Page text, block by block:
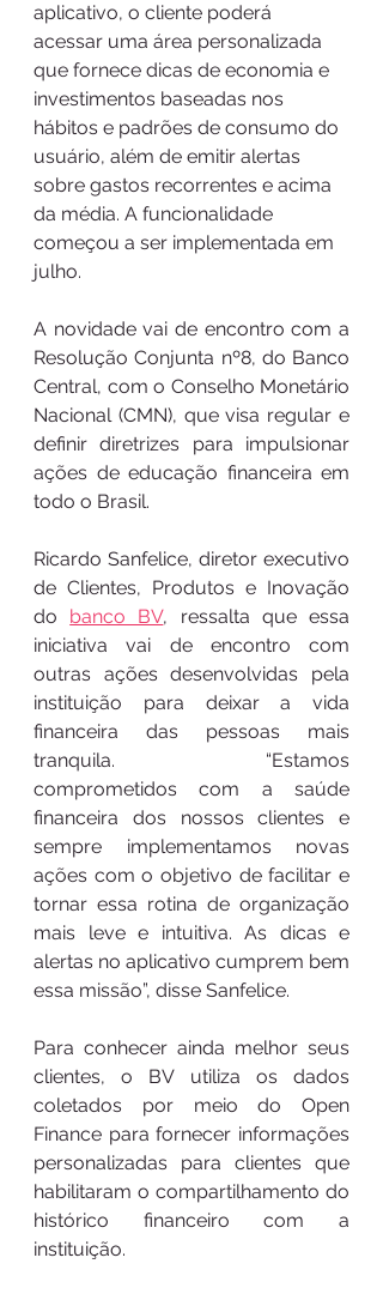
aplicativo, o cliente poderá
acessar uma área personalizada
que fornece dicas de economia e
investimentos baseadas nos
hábitos e padrões de consumo do
usuário, além de emitir alertas
sobre gastos recorrentes e acima
da média. A funcionalidade
começou a ser implementada em
julho.
A novidade vai de encontro com a
Resolução Conjunta nº8, do Banco
Central, com o Conselho Monetário
Nacional (CMN), que visa regular e
definir diretrizes para impulsionar
ações de educação financeira em
todo o Brasil.
Ricardo Sanfelice, diretor executivo
de Clientes, Produtos e Inovação
do banco BV, ressalta que essa
iniciativa vai de encontro com
outras ações desenvolvidas pela
instituição para deixar a vida
financeira das pessoas mais
tranquila. “Estamos
comprometidos com a saúde
financeira dos nossos clientes e
sempre implementamos novas
ações com o objetivo de facilitar e
tornar essa rotina de organização
mais leve e intuitiva. As dicas e
alertas no aplicativo cumprem bem
essa missão”, disse Sanfelice.
Para conhecer ainda melhor seus
clientes, o BV utiliza os dados
coletados por meio do Open
Finance para fornecer informações
personalizadas para clientes que
habilitaram o compartilhamento do
histórico financeiro com a
instituição.